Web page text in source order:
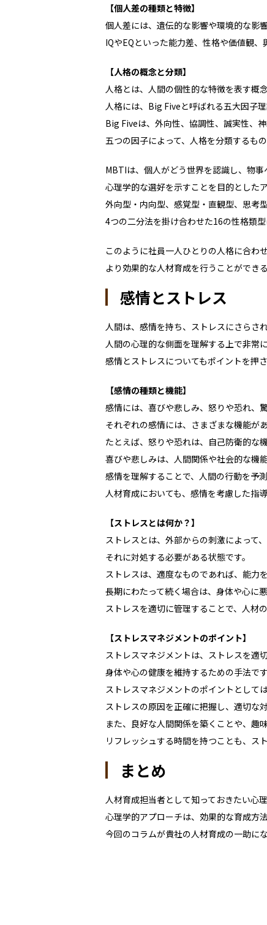
【個人差の種類と特徴】
個人差には、遺伝的な影響や環境的な影
IQやEQといった能力差、性格や価値観、
【人格の概念と分類】
人格とは、人間の個性的な特徴を表す概念
人格には、Big Fiveと呼ばれる五大因子
Big Fiveは、外向性、協調性、誠実性、
五つの因子によって、人格を分類するもの
MBTIは、個人がどう世界を認識し、物
心理学的な選好を示すことを目的としたア
外向型・内向型、感覚型・直観型、思考
4つの二分法を掛け合わせた16の性格類型
このように社員一人ひとりの人格に合わ
より効果的な人材育成を行うことができる
感情とストレス
人間は、感情を持ち、ストレスにさらさ
人間の心理的な側面を理解する上で非常
感情とストレスについてもポイントを押さ
【感情の種類と機能】
感情には、喜びや悲しみ、怒りや恐れ、
それぞれの感情には、さまざまな機能があ
たとえば、怒りや恐れは、自己防衛的な機
喜びや悲しみは、人間関係や社会的な機能
感情を理解することで、人間の行動を予測
人材育成においても、感情を考慮した指
【ストレスとは何か？】
ストレスとは、外部からの刺激によって
それに対処する必要がある状態です。
ストレスは、適度なものであれば、能力
長期にわたって続く場合は、身体や心に
ストレスを適切に管理することで、人材
【ストレスマネジメントのポイント】
ストレスマネジメントは、ストレスを適
身体や心の健康を維持するための手法です
ストレスマネジメントのポイントとしては
ストレスの原因を正確に把握し、適切な
また、良好な人間関係を築くことや、趣
リフレッシュする時間を持つことも、ス
まとめ
人材育成担当者として知っておきたい心
心理学的アプローチは、効果的な育成方
今回のコラムが貴社の人材育成の一助に